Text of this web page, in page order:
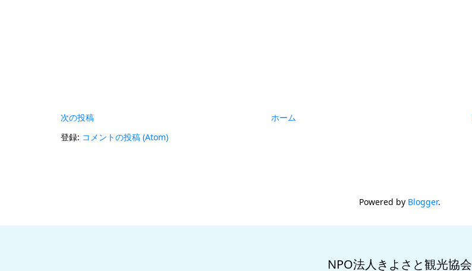
次の投稿
ホーム
登録: コメントの投稿 (Atom)
Powered by Blogger.
NPO法人きよさと観光協会